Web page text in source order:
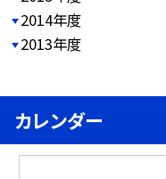
2014年度
2013年度
カレンダー